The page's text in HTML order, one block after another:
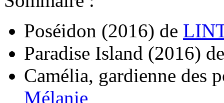
Poséidon (2016) de
Paradise Island (2016)
Camélia, gardienne des
Mélanie